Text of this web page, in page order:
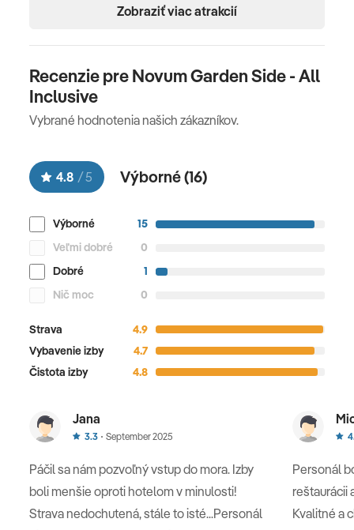
Zobraziť viac atrakcií
Recenzie pre Novum Garden Side - All
Inclusive
Vybrané hodnotenia našich zákazníkov.
4.8 /5 Výborné (16)
Výborné
15
Veľmi dobré
0
Dobré
1
Nič moc
0
Strava
4.9
Vybavenie izby
4.7
Čistota izby
4.8
Jana
3.3 September 2025
Páčil sa nám pozvoľný vstup do mora. Izby
boli menšie oproti hotelom v minulosti!
Strava nedochutená, stále to isté...Personál
Personál
reštaurácii
Kvalitné a